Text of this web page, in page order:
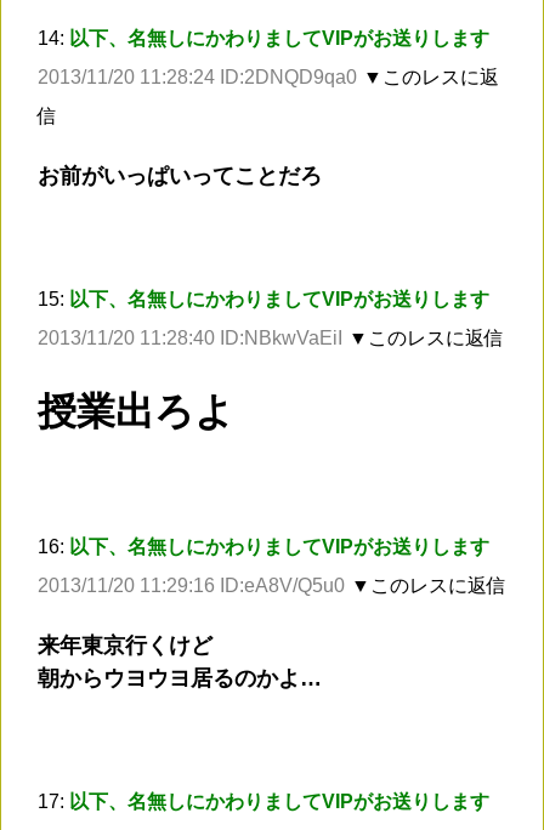
14: 以下、名無しにかわりましてVIPがお送りします
2013/11/20 11:28:24 ID:2DNQD9qa0 ▼このレスに返
信
お前がいっぱいってことだろ
15: 以下、名無しにかわりましてVIPがお送りします
2013/11/20 11:28:40 ID:NBkwVaEiI
▼このレスに返信
授業出ろよ
16: 以下、名無しにかわりましてVIPがお送りします
2013/11/20 11:29:16 ID:eA8V/Q5u0 ▼このレスに返信
来年東京行くけど
朝からウヨウヨ居るのかよ…
17: 以下、名無しにかわりましてVIPがお送りします